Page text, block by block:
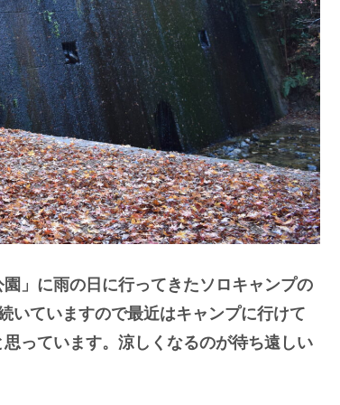
」に雨の日に行ってきたソロキャンプの
いていますので最近はキャンプに行けて
っています。涼しくなるのが待ち遠しい